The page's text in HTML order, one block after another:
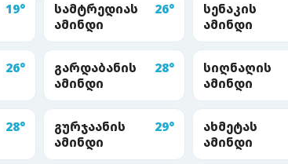
19°
სამტრედიას
ამინდი
26°
სენაკის
ამინდი
26°
გარდაბანის
ამინდი
28°
სიღნაღის
ამინდი
28°
გურჯაანის
ამინდი
29°
ახმეტას
ამინდი